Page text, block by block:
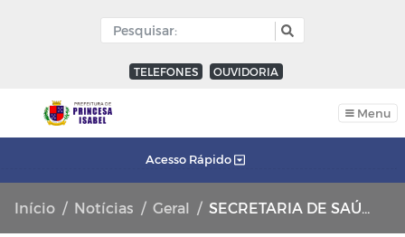
TELEFONES OUVIDORIA
Menu
Acesso Rápido
Início Notícias Geral SECRETARIA DE SAÚDE SEGUE COM VACINAÇÃO CONTRA INFLUENZA H1N1.